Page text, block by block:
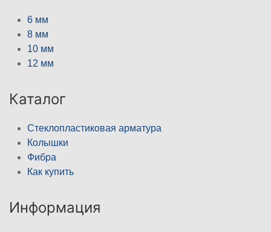
6 мм
8 мм
10 мм
12 мм
Каталог
Стеклопластиковая арматура
Колышки
Фибра
Как купить
Информация